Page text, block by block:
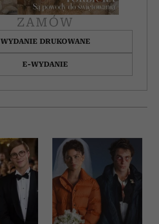
ZAMÓW
WYDANIE DRUKOWANE
E-WYDANIE